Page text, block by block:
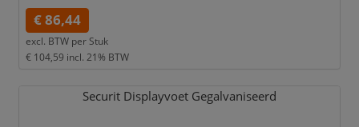
€ 86,44
excl. BTW per Stuk
€ 104,59 incl. 21% BTW
Securit Displayvoet Gegalvaniseerd